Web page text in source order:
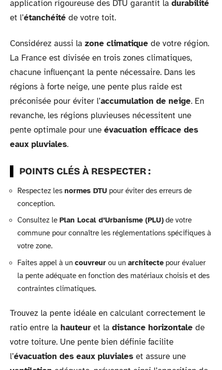
application rigoureuse des DTU garantit la durabilité
et l’étanchéité de votre toit.
Considérez aussi la zone climatique de votre région.
La France est divisée en trois zones climatiques,
chacune influençant la pente nécessaire. Dans les
régions à forte neige, une pente plus raide est
préconisée pour éviter l’accumulation de neige. En
revanche, les régions pluvieuses nécessitent une
pente optimale pour une évacuation efficace des
eaux pluviales.
POINTS CLÉS À RESPECTER :
Respectez les normes DTU pour éviter des erreurs de
conception.
Consultez le Plan Local d’Urbanisme (PLU) de votre
commune pour connaître les réglementations spécifiques à
votre zone.
Faites appel à un couvreur ou un architectepour évaluer
la pente adéquate en fonction des matériaux choisis et des
contraintes climatiques.
Trouvez la pente idéale en calculant correctement le
ratio entre la hauteur et la distance horizontale de
votre toiture. Une pente bien définie facilite
l’évacuation des eaux pluviales et assure une